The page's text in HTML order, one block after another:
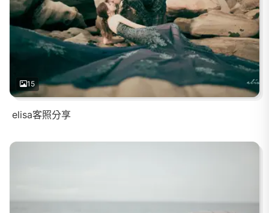
15
elisa客照分享